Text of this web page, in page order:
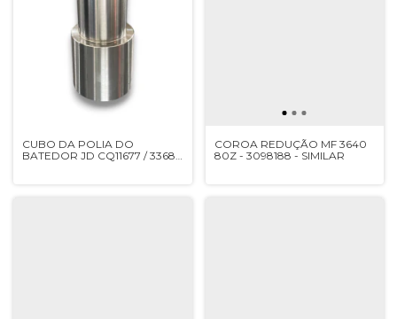
CUBO DA POLIA DO
BATEDOR JD CQ11677 / 3368-
COROA REDUÇÃO MF 3640
80Z - 3098188 - SIMILAR